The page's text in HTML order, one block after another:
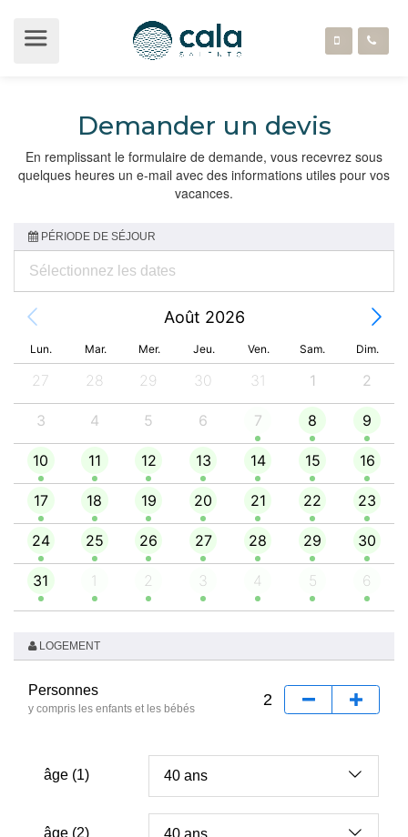
Demander un devis
En remplissant le formulaire de demande, vous recevrez sous
quelques heures un e-mail avec des informations utiles pour vos
vacances.